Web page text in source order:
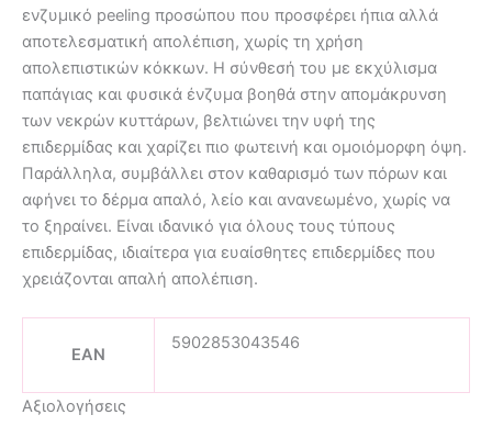
ενζυμικό peeling προσώπου που προσφέρει ήπια αλλά
αποτελεσματική απολέπιση, χωρίς τη χρήση
απολεπιστικών κόκκων. Η σύνθεσή του με εκχύλισμα
παπάγιας και φυσικά ένζυμα βοηθά στην απομάκρυνση
των νεκρών κυττάρων, βελτιώνει την υφή της
επιδερμίδας και χαρίζει πιο φωτεινή και ομοιόμορφη όψη.
Παράλληλα, συμβάλλει στον καθαρισμό των πόρων και
αφήνει το δέρμα απαλό, λείο και ανανεωμένο, χωρίς να
το ξηραίνει. Είναι ιδανικό για όλους τους τύπους
επιδερμίδας, ιδιαίτερα για ευαίσθητες επιδερμίδες που
χρειάζονται απαλή απολέπιση.
EAN
5902853043546
Αξιολογήσεις